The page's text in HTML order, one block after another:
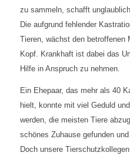
zu sammeln, schafft
Die aufgrund fehlender
Tieren, wächst den betroffenen
Kopf. Krankhaft ist dabei das
Hilfe in Anspruch zu nehmen.
Ein Ehepaar, das mehr als 40
hielt, konnte mit viel Geduld
werden, die meisten Tiere
schönes Zuhause gefunden
Doch unsere